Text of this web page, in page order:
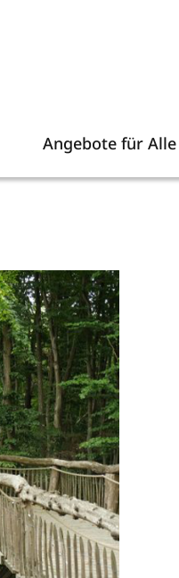
Angebote für Alle